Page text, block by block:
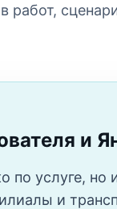
работ,
и
по услуге,
и